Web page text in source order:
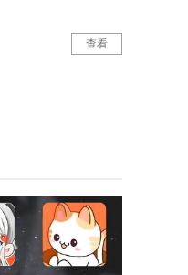
查看